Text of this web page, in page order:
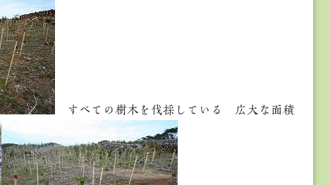
すべての樹木を伐採している 広大な面積